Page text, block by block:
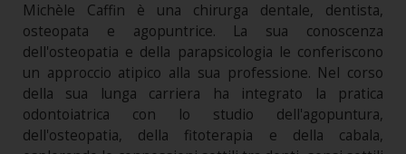
Michèle Caffin è una chirurga dentale, dentista,
osteopata e agopuntrice. La sua conoscenza
dell'osteopatia e della parapsicologia le conferiscono
un approccio atipico alla sua professione. Nel corso
della sua lunga carriera ha integrato la pratica
odontoiatrica con lo studio dell'agopuntura,
dell'osteopatia, della fitoterapia e della cabala,